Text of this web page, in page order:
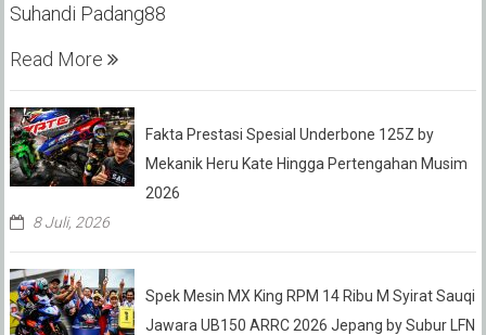
Suhandi Padang88
Read More
Fakta Prestasi Spesial Underbone 125Z by
Mekanik Heru Kate Hingga Pertengahan Musim
2026
8 Juli, 2026
Spek Mesin MX King RPM 14 Ribu M Syirat Sauqi
Jawara UB150 ARRC 2026 Jepang by Subur LFN